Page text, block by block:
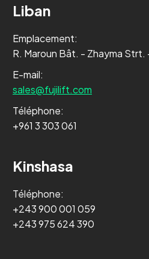
Liban
Emplacement:
R. Maroun Bât. - Zhayma Strt.
E-mail:
sales@fujilift.com
Téléphone:
+961 3 303 061
Kinshasa
Téléphone:
+243 900 001 059
+243 975 624 390